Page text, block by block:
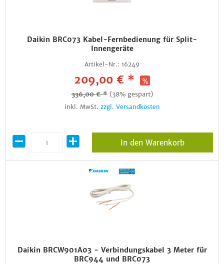
Daikin BRC073 Kabel-Fernbedienung für Split-
Innengeräte
Artikel-Nr.: 16249
209,00 € *
336,00 € * (38% gespart)
inkl. MwSt. zzgl. Versandkosten
In den Warenkorb
Daikin BRCW901A03 - Verbindungskabel 3 Meter für
BRC944 und BRC073